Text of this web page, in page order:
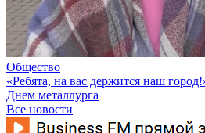
Общество
«Ребята, на вас держится наш
Днем металлурга
Все новости